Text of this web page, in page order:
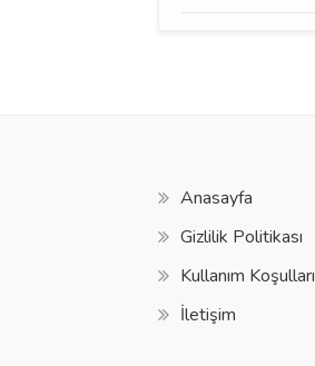
Anasayfa
Gizlilik Politikası
Kullanım Koşulları
İletişim